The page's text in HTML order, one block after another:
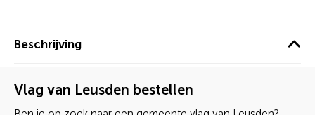
Beschrijving
Vlag van Leusden bestellen